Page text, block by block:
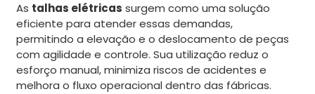
As talhas elétricas surgem como uma solução
eficiente para atender essas demandas,
permitindo a elevação e o deslocamento de peças
com agilidade e controle. Sua utilização reduz o
esforço manual, minimiza riscos de acidentes e
melhora o fluxo operacional dentro das fábricas.